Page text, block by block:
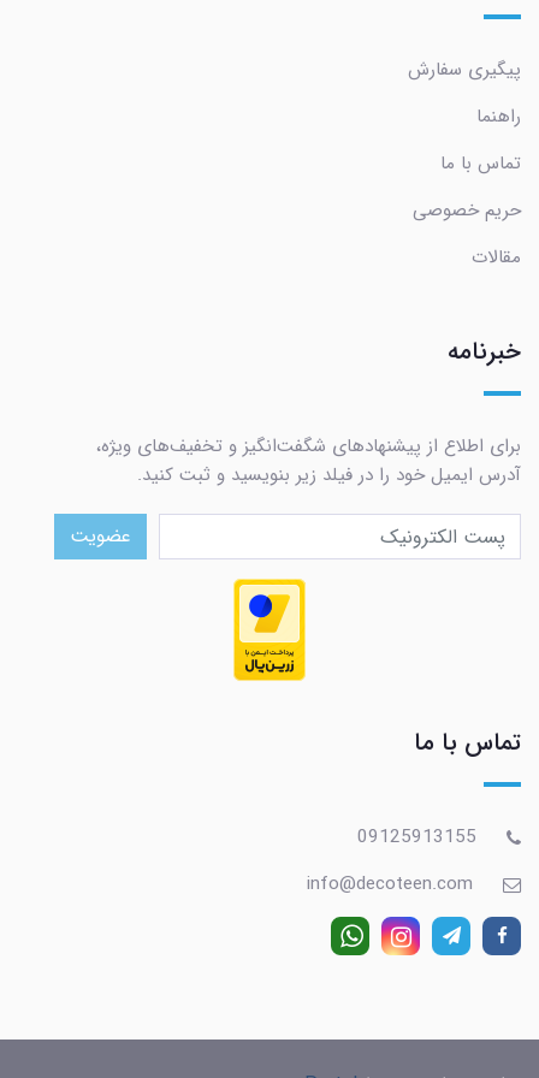
پیگیری سفارش
راهنما
تماس با ما
حریم خصوصی
مقالات
خبرنامه
برای اطلاع از پیشنهادهای شگفت‌انگیز و تخفیف‌های ویژه،
آدرس ایمیل خود را در فیلد زیر بنویسید و ثبت کنید.
عضویت
تماس با ما